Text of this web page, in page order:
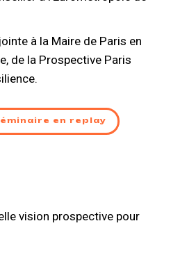
à la Maire de Paris en
de la Prospective Paris
en replay
vision prospective pour